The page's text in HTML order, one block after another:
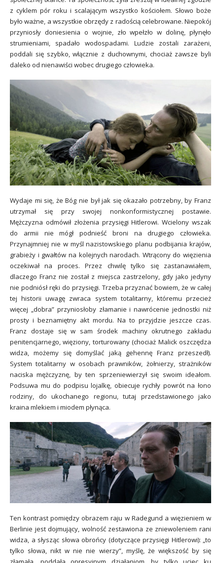
z cyklem pór roku i scalającym wszystko kościołem. Słowo boże
było ważne, a wszystkie obrzędy z radością celebrowane. Niepokój
przyniosły doniesienia o wojnie, zło wpełzło w dolinę, płynęło
strumieniami, spadało wodospadami. Ludzie zostali zarażeni,
poddali się szybko, włącznie z duchownymi, chociaż zawsze byli
daleko od nienawiści wobec drugiego człowieka.
Wydaje mi się, że Bóg nie był jak się okazało potrzebny, by Franz
utrzymał się przy swojej nonkonformistycznej postawie.
Mężczyzna odmówił złożenia przysięgi Hitlerowi. Wcielony wszak
do armii nie mógł podnieść broni na drugiego człowieka.
Przynajmniej nie w myśl nazistowskiego planu podbijania krajów,
grabieży i gwałtów na kolejnych narodach. Wtrącony do więzienia
oczekiwał na proces. Przez chwilę tylko się zastanawiałem,
dlaczego Franz nie został z miejsca zastrzelony, gdy jako jedyny
nie podniósł ręki do przysięgi. Trzeba przyznać bowiem, że w całej
tej historii uwagę zwraca system totalitarny, któremu przecież
więcej „dobra” przyniosłoby złamanie i nawrócenie jednostki niż
prosty i beznamiętny akt mordu. Na to przyjdzie jeszcze czas.
Franz dostaje się w sam środek machiny okrutnego zakładu
penitencjarnego, więziony, torturowany (chociaż Malick oszczędza
widza, możemy się domyślać jaką gehennę Franz przeszedł).
System totalitarny w osobach prawników, żołnierzy, strażników
naciska mężczyznę, by ten sprzeniewierzył się swoim ideałom.
Podsuwa mu do podpisu lojalkę, obiecuje rychły powrót na łono
rodziny, do ukochanego regionu, tutaj przedstawionego jako
kraina mlekiem i miodem płynąca.
Ten kontrast pomiędzy obrazem raju w Radegund a więzieniem w
Berlinie jest dojmujący, wolność zestawiona ze zniewoleniem rani
widza, a słysząc słowa obrońcy (dotyczące przysięgi Hitlerowi): „to
tylko słowa, nikt w nie nie wierzy”, myślę, że większość by się